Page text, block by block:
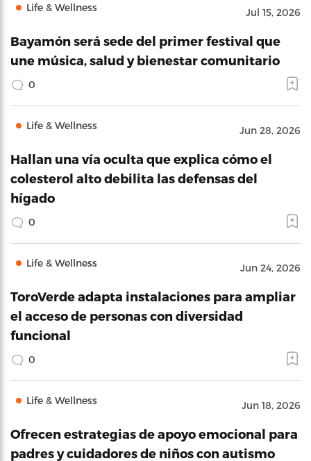
Life & Wellness Jul 15, 2026
Bayamón será sede del primer festival que
une música, salud y bienestar comunitario
0
Life & Wellness Jun 28, 2026
Hallan una vía oculta que explica cómo el
colesterol alto debilita las defensas del
hígado
0
Life & Wellness Jun 24, 2026
ToroVerde adapta instalaciones para ampliar
el acceso de personas con diversidad
funcional
0
Life & Wellness Jun 18, 2026
Ofrecen estrategias de apoyo emocional para
padres y cuidadores de niños con autismo